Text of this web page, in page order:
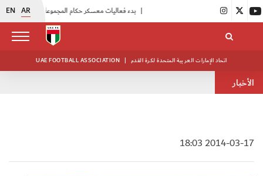
EN AR
انطلاق منافسات بطولة النخبة لحرس الرئاسة | بدء فعاليات معسكر حكام المجموعة الثانية
UAE FOOTBALL ASSOCIATION | اتحاد الإمارات العربية المتحدة لكرة القدم
الأخبار
2014-03-17 18:03